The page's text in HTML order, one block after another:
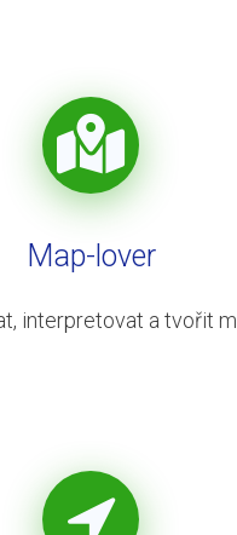
Map-lover
interpretovat a tvořit